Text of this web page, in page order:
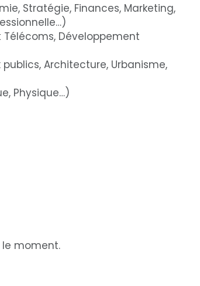
Stratégie, Finances, Marketing,
Développement
Architecture, Urbanisme,
Physique…)
moment.